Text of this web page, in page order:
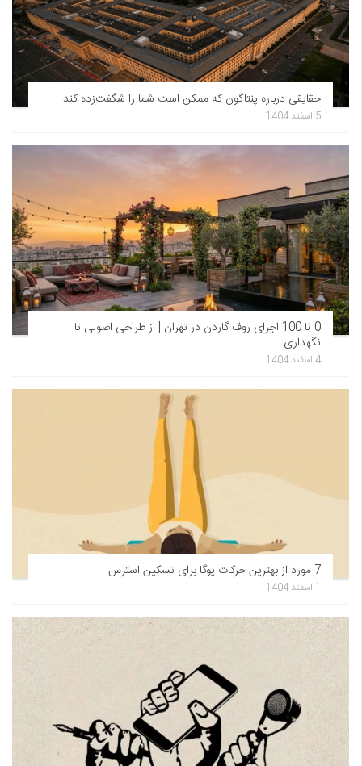
حقایقی درباره پنتاگون که ممکن است شما را شگفت‌زده کند
5 اسفند 1404
0 تا 100 اجرای روف گاردن در تهران | از طراحی اصولی تا
نگهداری
4 اسفند 1404
7 مورد از بهترین حرکات یوگا برای تسکین استرس
1 اسفند 1404